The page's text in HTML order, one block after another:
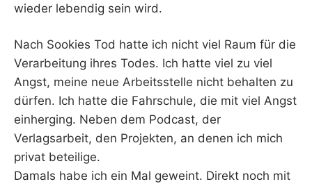
wieder lebendig sein wird.
Nach Sookies Tod hatte ich nicht viel Raum für die
Verarbeitung ihres Todes. Ich hatte viel zu viel
Angst, meine neue Arbeitsstelle nicht behalten zu
dürfen. Ich hatte die Fahrschule, die mit viel Angst
einherging. Neben dem Podcast, der
Verlagsarbeit, den Projekten, an denen ich mich
privat beteilige.
Damals habe ich ein Mal geweint. Direkt noch mit